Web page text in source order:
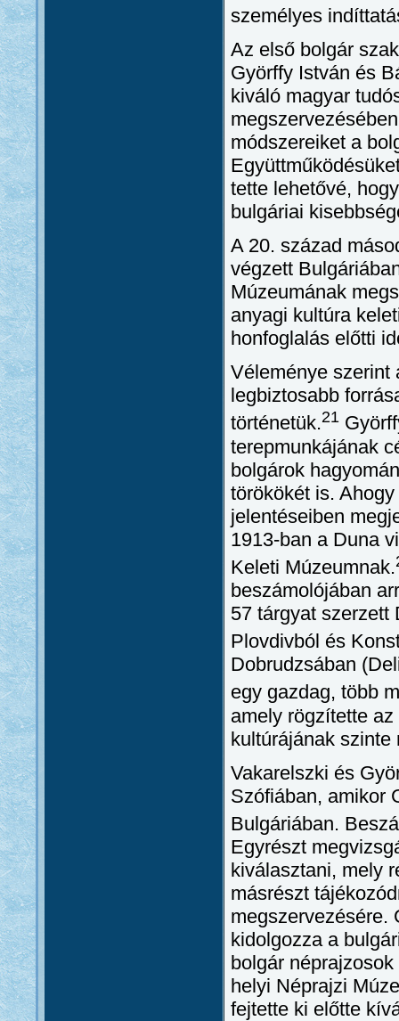
személyes
Az első bolgár
Györffy István és
kiváló magyar
módszereiket a
tette lehetővé,
bulgáriai
A 20. század
végzett
Múzeumának
anyagi kultúra
honfoglalás előtti
Véleménye szerint
legbiztosabb
történetük.21
terepmunkájának
bolgárok
törökökét is.
jelentéseiben
1913-ban a Duna
Keleti Múzeumnak.
beszámolójában
57 tárgyat szerzett
Plovdivból és
Dobrudzsában
egy gazdag, több
amely rögzítette
kultúrájának szinte
Vakarelszki és
Szófiában, amikor
Bulgáriában.
Egyrészt
kiválasztani, mely
másrészt
megszervezésére.
kidolgozza a
bolgár
helyi Néprajzi
fejtette ki előtte